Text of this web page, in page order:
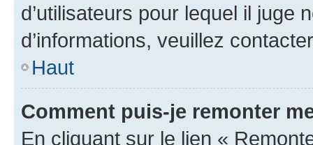
d’utilisateurs pour lequel il juge
d’informations, veuillez
Haut
Comment puis-je remonter
En cliquant sur le lien «